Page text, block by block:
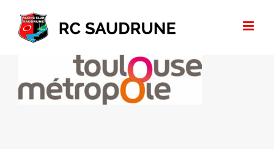
Passer
contenu